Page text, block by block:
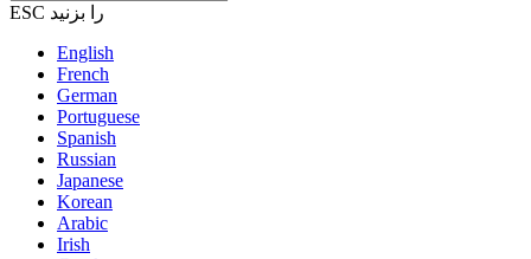
ESC را بزنید
English
French
German
Portuguese
Spanish
Russian
Japanese
Korean
Arabic
Irish